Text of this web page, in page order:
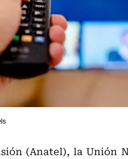
(Anatel), la Unión